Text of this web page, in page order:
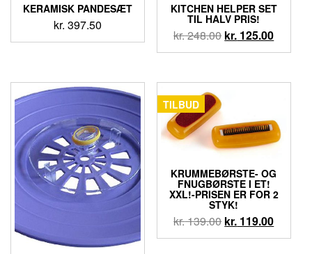
KERAMISK PANDESÆT
kr. 397.50
KITCHEN HELPER SET
TIL HALV PRIS!
kr.248.00 kr. 125.00
TILBUD
KRUMMEBØRSTE- OG
FNUGBØRSTE I ET!
XXL!-PRISEN ER FOR 2
STYK!
kr.139.00 kr. 119.00